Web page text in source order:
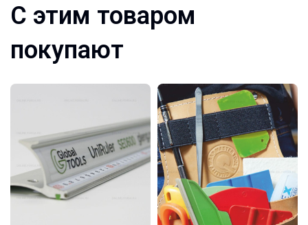
С этим товаром
покупают